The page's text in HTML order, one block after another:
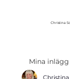
Christina
Mina inlägg
Christina